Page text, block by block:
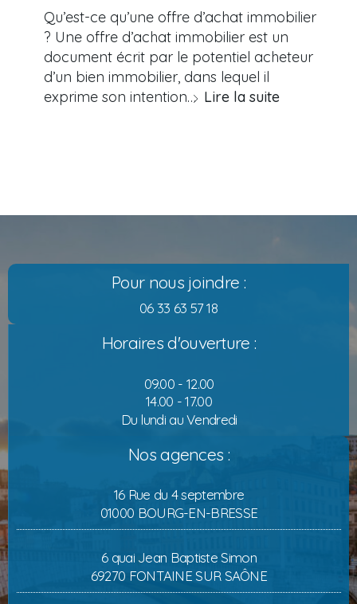
Qu’est-ce qu’une offre d’achat immobilier
? Une offre d’achat immobilier est un
document écrit par le potentiel acheteur
d’un bien immobilier, dans lequel il
exprime son intention… Lire la suite
Pour nous joindre :
06 33 63 57 18
Horaires d'ouverture :
09.00 - 12.00
14.00 - 17.00
Du lundi au Vendredi
Nos agences :
16 Rue du 4 septembre
01000 BOURG-EN-BRESSE
6 quai Jean Baptiste Simon
69270 FONTAINE SUR SAÔNE